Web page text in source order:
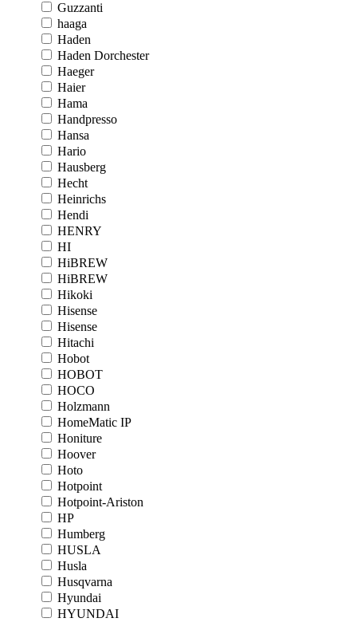
Guzzanti
haaga
Haden
Haden Dorchester
Haeger
Haier
Hama
Handpresso
Hansa
Hario
Hausberg
Hecht
Heinrichs
Hendi
HENRY
HI
HiBREW
HiBREW
Hikoki
Hisense
Hisense
Hitachi
Hobot
HOBOT
HOCO
Holzmann
HomeMatic IP
Honiture
Hoover
Hoto
Hotpoint
Hotpoint-Ariston
HP
Humberg
HUSLA
Husla
Husqvarna
Hyundai
HYUNDAI